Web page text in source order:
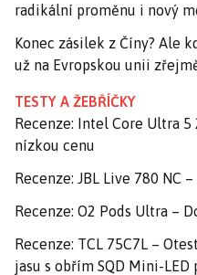
radikální proměnu i nový
Konec zásilek z Číny? Ale
už na Evropskou unii
TESTY A ŽEBŘÍČKY
Recenze: Intel Core Ultra 5
nízkou cenu
Recenze: JBL Live 780 NC
Recenze: O2 Pods Ultra –
Recenze: TCL 75C7L –
jasu s obřím SQD Mini-LED